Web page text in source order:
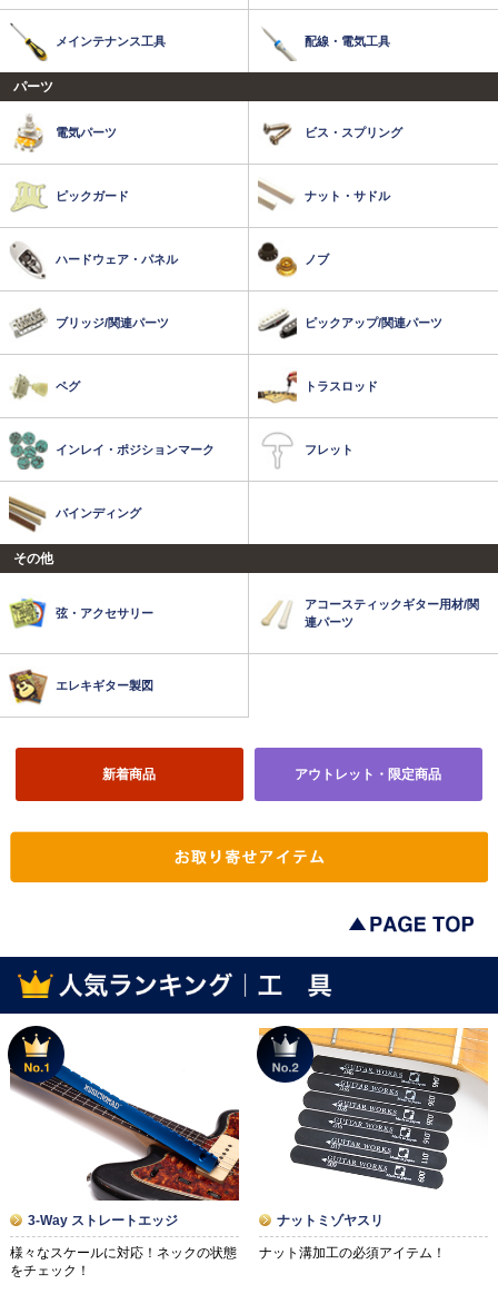
メインテナンス工具 配線・電気工具
パーツ
電気パーツ ビス・スプリング
ピックガード ナット・サドル
ハードウェア・パネル ノブ
ブリッジ/関連パーツ ピックアップ/関連パーツ
ペグ トラスロッド
インレイ・ポジションマーク フレット
バインディング
その他
弦・アクセサリー
アコースティックギター用材/関
連パーツ
エレキギター製図
新着商品 アウトレット・限定商品
3-Way ストレートエッジ
様々なスケールに対応！ネックの状態
をチェック！
ナットミゾヤスリ
ナット溝加工の必須アイテム！